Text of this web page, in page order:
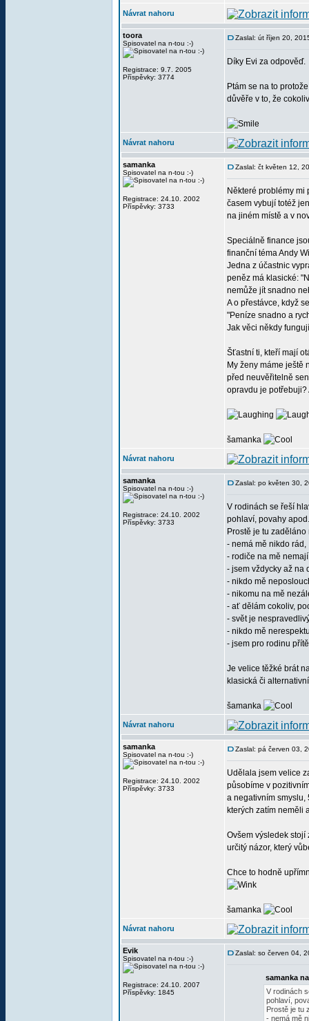
Návrat nahoru
toora
Spisovatel na n-tou :-)
Registrace: 9.7. 2005
Příspěvky: 3774
Zaslal: út říjen 20,
Díky Evi za odpověď.
Ptám se na to
důvěře v to, že
Návrat nahoru
samanka
Spisovatel na n-tou :-)
Registrace: 24.10. 2002
Příspěvky: 3733
Zaslal: čt květen 12,
Některé problémy
časem vybují totéž jen
na jiném místě a v
Speciálně finance
finanční téma Andy
Jedna z účastnic
peněz má klasické:
nemůže jít snadno
A o přestávce, když
"Peníze snadno a
Jak věci někdy
Šťastní ti, kteří mají
My ženy máme ještě
před neuvěřitelně
opravdu je potřebuji?
šamanka
Návrat nahoru
samanka
Spisovatel na n-tou :-)
Registrace: 24.10. 2002
Příspěvky: 3733
Zaslal: po květen 30,
V rodinách se řeší
pohlaví, povahy
Prostě je tu
- nemá mě nikdo rád,
- rodiče na mě
- jsem vždycky až na
- nikdo mě
- nikomu na mě
- ať dělám cokoliv,
- svět je
- nikdo mě
- jsem pro rodinu
Je velice těžké brát
klasická či
šamanka
Návrat nahoru
samanka
Spisovatel na n-tou :-)
Registrace: 24.10. 2002
Příspěvky: 3733
Zaslal: pá červen 03,
Udělala jsem velice
působíme v
a negativním smyslu,
kterých zatím neměli
Ovšem výsledek stojí
určitý názor, který
Chce to hodně
šamanka
Návrat nahoru
Evik
Spisovatel na n-tou :-)
Registrace: 24.10. 2007
Příspěvky: 1845
Zaslal: so červen 04,
samanka
V rodinách
pohlaví,
Prostě je tu
- nemá mě